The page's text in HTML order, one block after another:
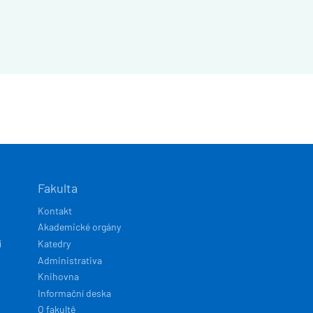
Fakulta
Kontakt
Akademické orgány
Katedry
Administrativa
Knihovna
Informační deska
O fakultě